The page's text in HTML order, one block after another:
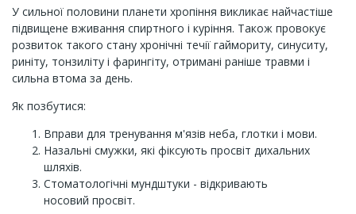
У сильної половини планети хропіння викликає найчастіше
підвищене вживання спиртного і куріння. Також провокує
розвиток такого стану хронічні течії гаймориту, синуситу,
риніту, тонзиліту і фарингіту, отримані раніше травми і
сильна втома за день.
Як позбутися:
Вправи для тренування м'язів неба, глотки і мови.
Назальні смужки, які фіксують просвіт дихальних
шляхів.
Стоматологічні мундштуки - відкривають
носовий просвіт.